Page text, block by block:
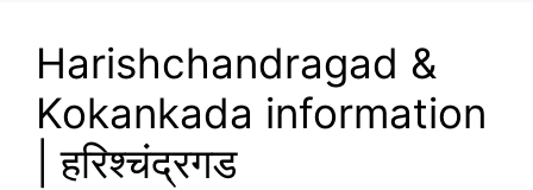
Harishchandragad &
Kokankada information
| हरिश्चंद्रगड